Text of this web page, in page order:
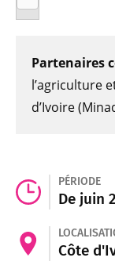
PÉRIODE
De juin
Côte
Partenaires
l’agriculture
d’Ivoire